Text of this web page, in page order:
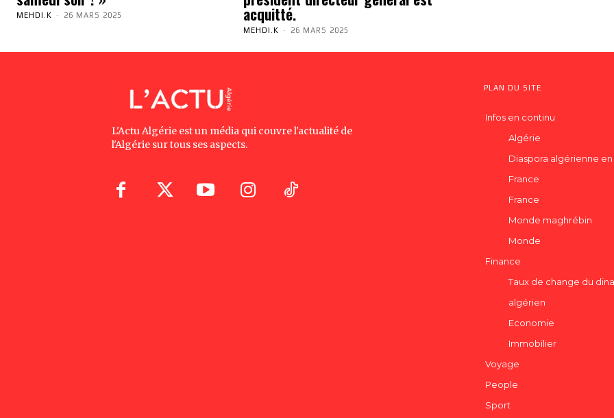
MEHDI.K - 26 MARS 2025 acquitté.
MEHDI.K - 26 MARS 2025
L'Actu Algérie est un média qui couvre l'actualité de
l'Algérie sur tous ses aspects.
PLAN DU SITE
Infos en continu
Algérie
Diaspora algérienne en
France
France
Monde maghrébin
Monde
Finance
Taux de change du
algérien
Economie
Immobilier
Voyage
People
Sport